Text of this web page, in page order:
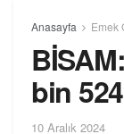
Anasayfa Emek
bin
10 Aralık 2024